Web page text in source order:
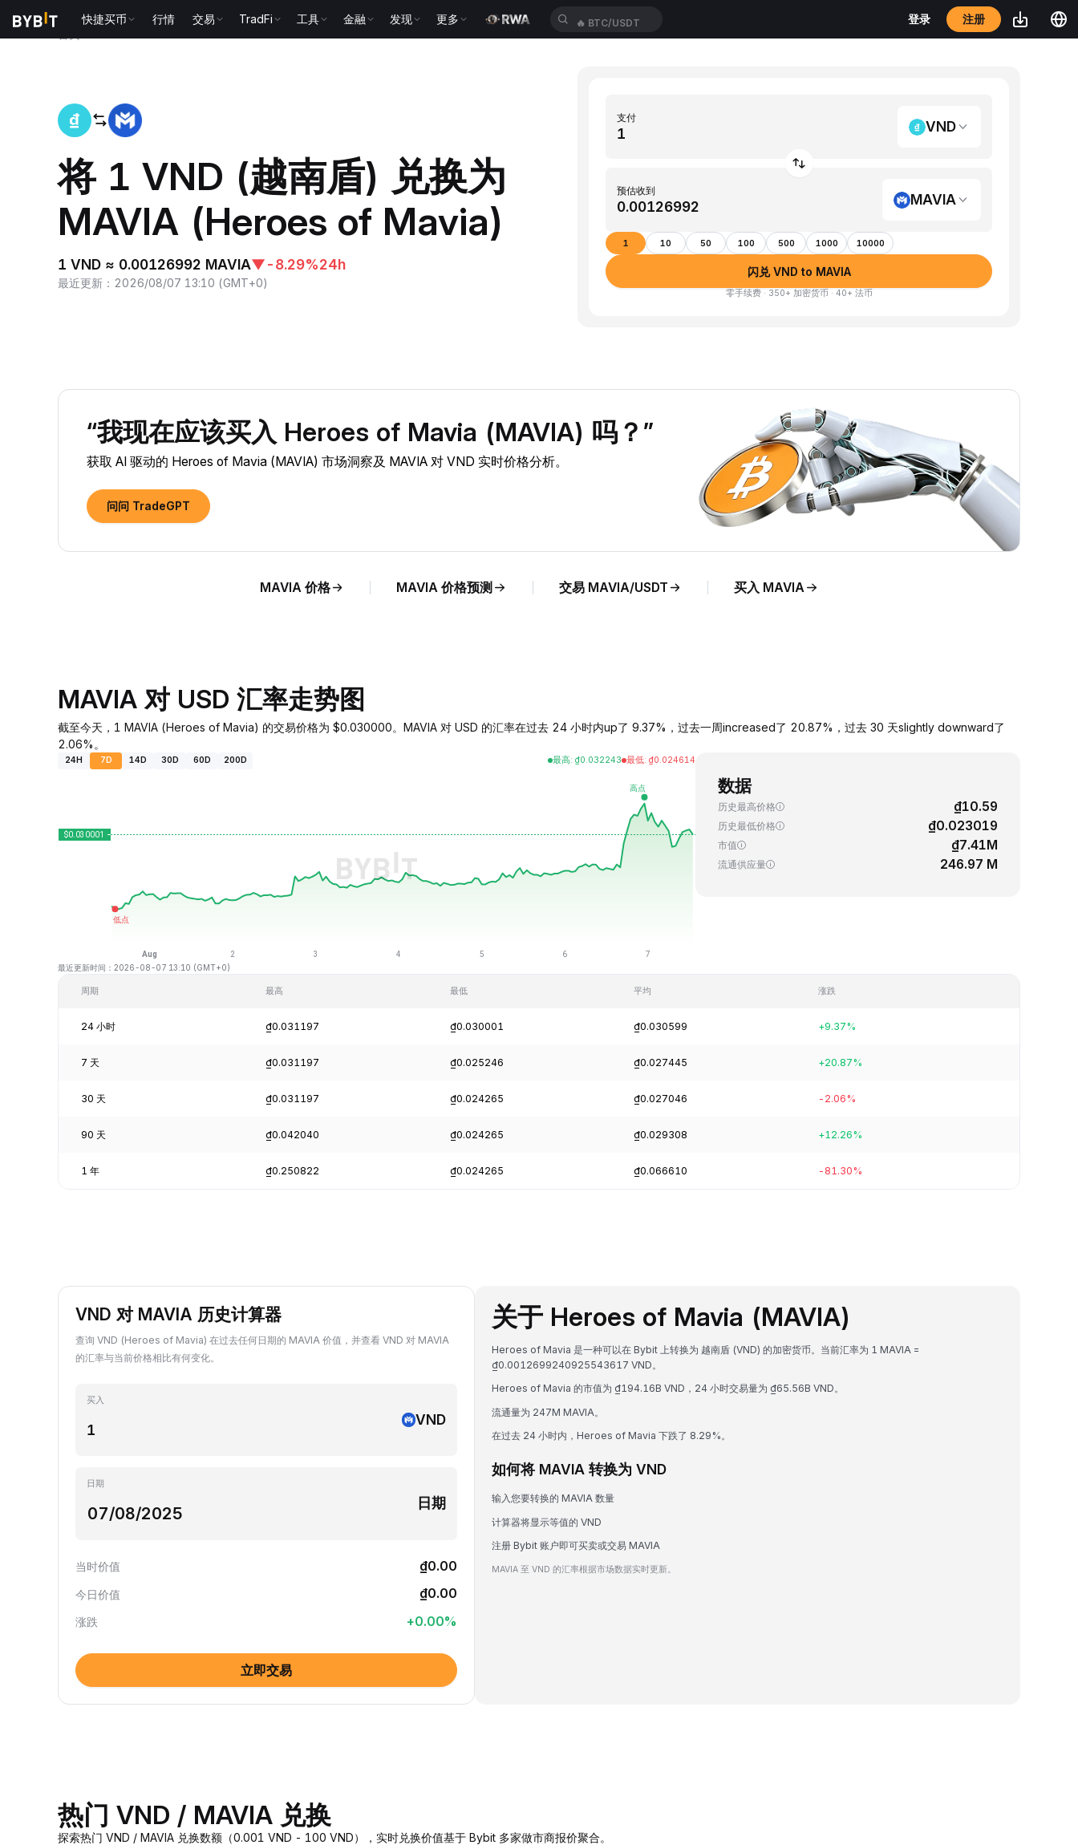
快捷买币 行情 交易 TradFi 工具 金融 发现 更多 🔥 BTC/USDT 登录 注册
将 1 VND (越南盾) 兑换为
MAVIA (Heroes of Mavia)
1 VND ≈ 0.00126992 MAVIA▼-8.29%24h
最近更新 ： 2026/08/07 13:10 (GMT+0)
支付
VND
预估收到
MAVIA
1 10 50 100 500 1000 10000
闪兑 VND to MAVIA
零手续费 · 350+ 加密货币 · 40+ 法币
“我现在应该买入 Heroes of Mavia (MAVIA) 吗？”
获取 AI 驱动的 Heroes of Mavia (MAVIA) 市场洞察及 MAVIA 对 VND 实时价格分析。
问问 TradeGPT
MAVIA 价格 MAVIA 价格预测 交易 MAVIA/USDT 买入 MAVIA
MAVIA 对 USD 汇率走势图
截至今天，1 MAVIA (Heroes of Mavia) 的交易价格为 $0.030000。MAVIA 对 USD 的汇率在过去 24 小时内up了 9.37%，过去一周increased了 20.87%，过去 30 天slightly downward了
2.06%。
24H 7D 14D 30D 60D 200D 最高: ₫0.032243 最低: ₫0.024614
最近更新时间：2026-08-07 13:10 (GMT+0)
数据
历史最高价格 ₫10.59
历史最低价格 ₫0.023019
市值 ₫7.41M
流通供应量 246.97 M
周期 最高 最低 平均 涨跌
24 小时 ₫0.031197 ₫0.030001 ₫0.030599 +9.37%
7 天 ₫0.031197 ₫0.025246 ₫0.027445 +20.87%
30 天 ₫0.031197 ₫0.024265 ₫0.027046 -2.06%
90 天 ₫0.042040 ₫0.024265 ₫0.029308 +12.26%
1 年 ₫0.250822 ₫0.024265 ₫0.066610 -81.30%
VND 对 MAVIA 历史计算器
查询 VND (Heroes of Mavia) 在过去任何日期的 MAVIA 价值，并查看 VND 对 MAVIA
的汇率与当前价格相比有何变化。
买入
VND
日期
日期
当时价值 ₫0.00
今日价值 ₫0.00
涨跌 +0.00%
立即交易
关于 Heroes of Mavia (MAVIA)
Heroes of Mavia 是一种可以在 Bybit 上转换为 越南盾 (VND) 的加密货币。当前汇率为 1 MAVIA =
₫0.0012699240925543617 VND。
Heroes of Mavia 的市值为 ₫194.16B VND，24 小时交易量为 ₫65.56B VND。
流通量为 247M MAVIA。
在过去 24 小时内，Heroes of Mavia 下跌了 8.29%。
如何将 MAVIA 转换为 VND
输入您要转换的 MAVIA 数量
计算器将显示等值的 VND
注册 Bybit 账户即可买卖或交易 MAVIA
MAVIA 至 VND 的汇率根据市场数据实时更新。
热门 VND / MAVIA 兑换
探索热门 VND / MAVIA 兑换数额（0.001 VND - 100 VND），实时兑换价值基于 Bybit 多家做市商报价聚合。